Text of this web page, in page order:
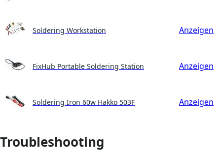
Soldering Workstation Anzeigen
FixHub Portable Soldering Station Anzeigen
Soldering Iron 60w Hakko 503F Anzeigen
Troubleshooting